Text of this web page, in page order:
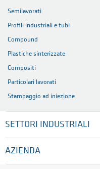
Semilavorati
Profili industriali e tubi
Compound
Plastiche sinterizzate
Compositi
Particolari lavorati
Stampaggio ad iniezione
SETTORI INDUSTRIALI
AZIENDA